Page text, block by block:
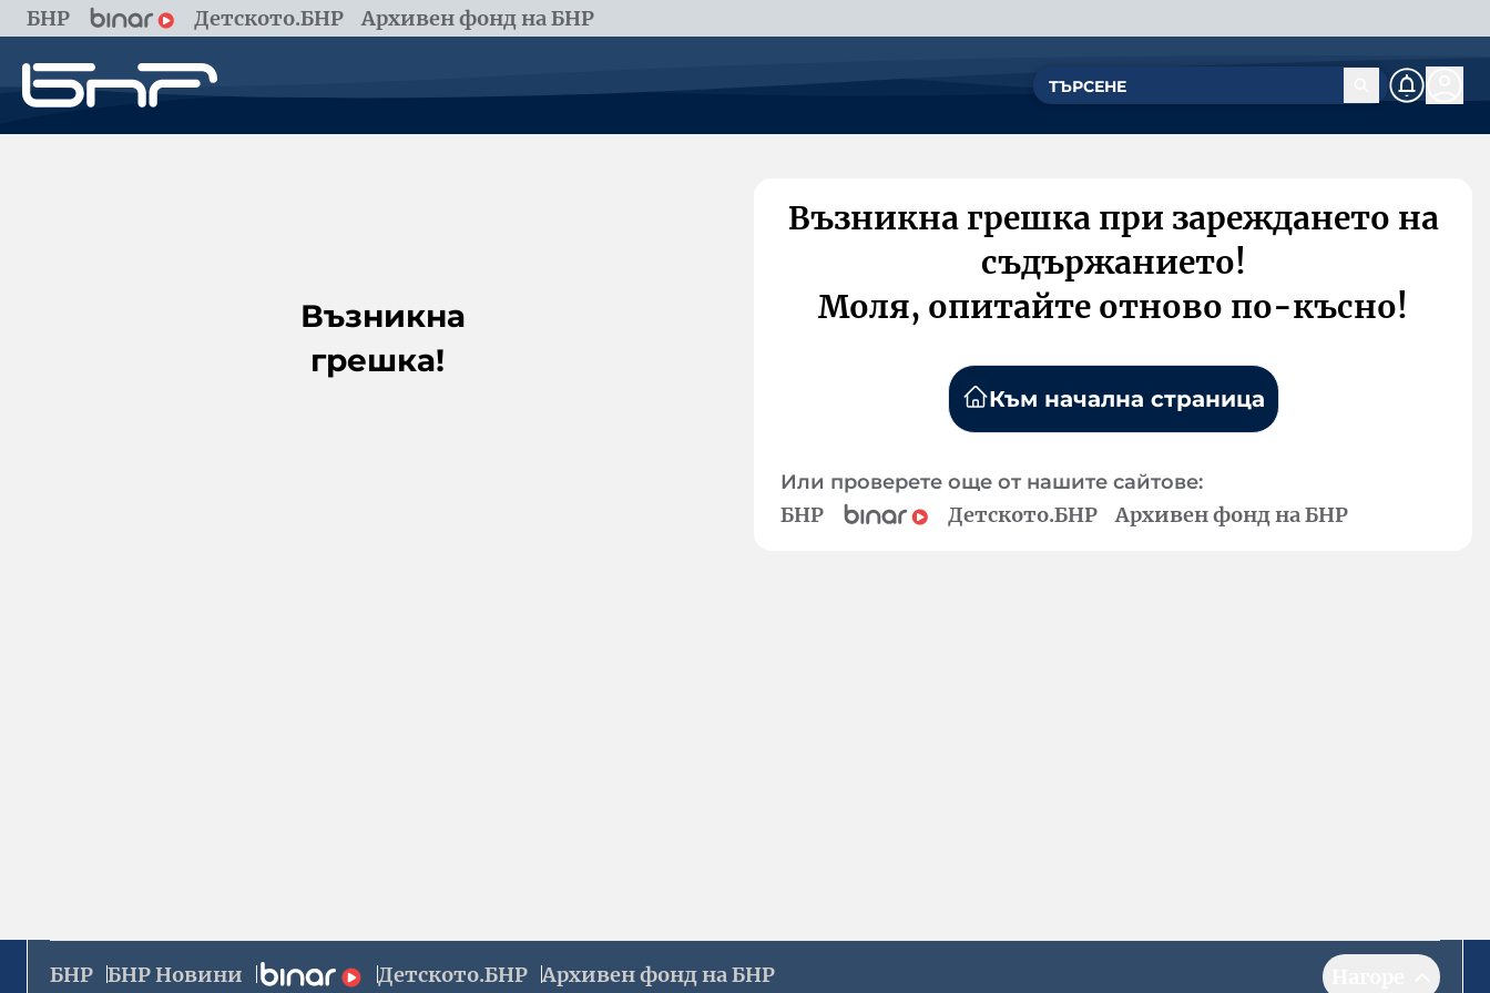
БНР Детското.БНР Архивен фонд на БНР
Възникна
грешка!
Възникна грешка при зареждането на
съдържанието!
Моля, опитайте отново по-късно!
Към начална страница
Или проверете още от нашите сайтове:
БНР Детското.БНР Архивен фонд на БНР
БНР БНР Новини Детското.БНР Архивен фонд на БНР